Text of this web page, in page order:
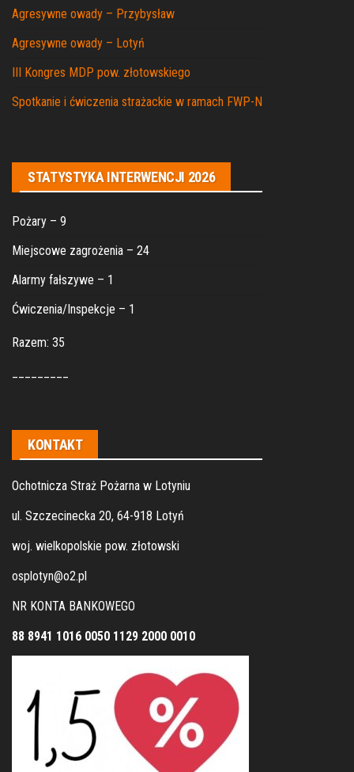
Agresywne owady – Przybysław
Agresywne owady – Lotyń
III Kongres MDP pow. złotowskiego
Spotkanie i ćwiczenia strażackie w ramach FWP-N
STATYSTYKA INTERWENCJI 2026
Pożary – 9
Miejscowe zagrożenia – 24
Alarmy fałszywe – 1
Ćwiczenia/Inspekcje – 1
Razem: 35
KONTAKT
Ochotnicza Straż Pożarna w Lotyniu
ul. Szczecinecka 20, 64-918 Lotyń
woj. wielkopolskie pow. złotowski
osplotyn@o2.pl
NR KONTA BANKOWEGO
88 8941 1016 0050 1129 2000 0010